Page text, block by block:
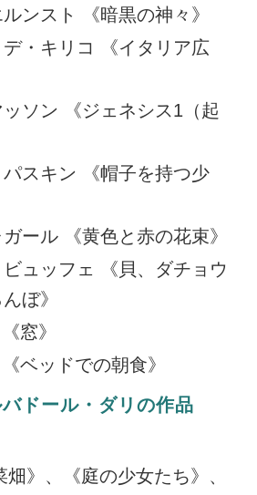
ンスト 《暗黒の神々》
・キリコ 《イタリア広
ソン 《ジェネシス1（起
スキン 《帽子を持つ少
ール 《黄色と赤の花束》
ュッフェ 《貝、ダチョウ
ぼ》
窓》
ベッドでの朝食》
ドール・ダリの作品
畑》、《庭の少女たち》、